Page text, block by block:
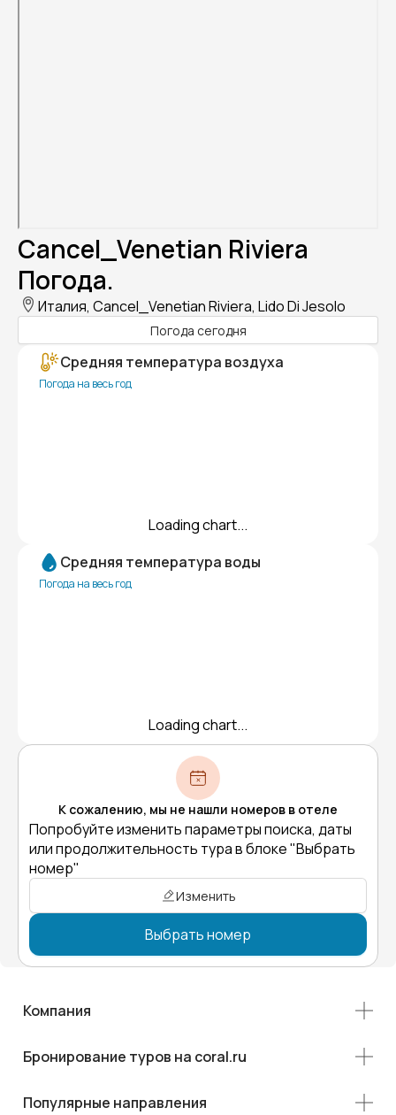
Cancel_Venetian Riviera
Погода.
Италия, Cancel_Venetian Riviera, Lido Di Jesolo
Погода сегодня
Средняя температура воздуха
Погода на весь год
Loading chart...
Средняя температура воды
Погода на весь год
Loading chart...
К сожалению, мы не нашли номеров в отеле
Попробуйте изменить параметры поиска, даты
или продолжительность тура в блоке "Выбрать
номер"
Изменить
Выбрать номер
Компания
Бронирование туров на coral.ru
Популярные направления